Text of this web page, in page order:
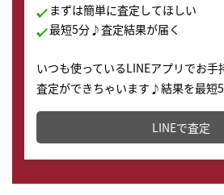
まずは簡単に査定してほしい
最短5分♪査定結果が届く
いつも使っているLINEアプリでお手
査定ができちゃいます♪結果を最短5
どこからでもすぐに査定金額を知る
LINEで査定